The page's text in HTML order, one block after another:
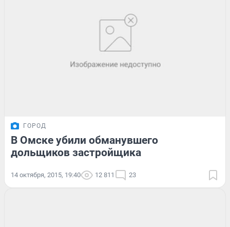
ГОРОД
В Омске убили обманувшего
дольщиков застройщика
14 октября, 2015, 19:40 12 811 23